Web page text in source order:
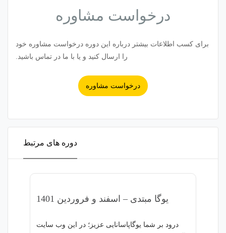
درخواست مشاوره
برای کسب اطلاعات بیشتر درباره این دوره درخواست مشاوره خود
را ارسال کنید و یا با ما در تماس باشید.
درخواست مشاوره
دوره های مرتبط
یوگا مبتدی – اسفند و فروردین 1401
درود بر شما یوگاپاسانایی عزیز؛ در این وب سایت